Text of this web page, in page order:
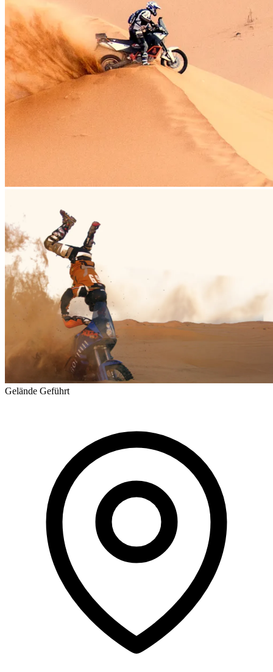
Gelände Geführt